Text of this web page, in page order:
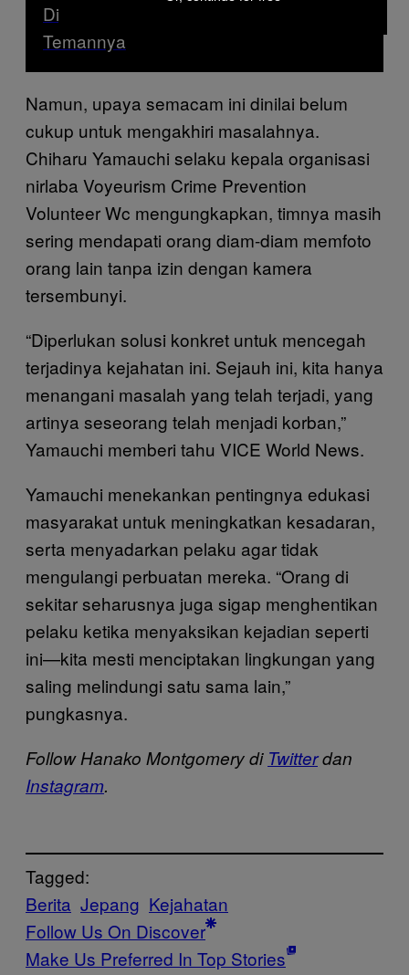
Dipenjara Meski Memutilasi dan Makan
Temannya
Namun, upaya semacam ini dinilai belum
cukup untuk mengakhiri masalahnya.
Chiharu Yamauchi selaku kepala organisasi
nirlaba Voyeurism Crime Prevention
Volunteer Wc mengungkapkan, timnya masih
sering mendapati orang diam-diam memfoto
orang lain tanpa izin dengan kamera
tersembunyi.
“Diperlukan solusi konkret untuk mencegah
terjadinya kejahatan ini. Sejauh ini, kita hanya
menangani masalah yang telah terjadi, yang
artinya seseorang telah menjadi korban,”
Yamauchi memberi tahu VICE World News.
Yamauchi menekankan pentingnya edukasi
masyarakat untuk meningkatkan kesadaran,
serta menyadarkan pelaku agar tidak
mengulangi perbuatan mereka. “Orang di
sekitar seharusnya juga sigap menghentikan
pelaku ketika menyaksikan kejadian seperti
ini—kita mesti menciptakan lingkungan yang
saling melindungi satu sama lain,”
pungkasnya.
Follow Hanako Montgomery di Twitterdan
Instagram.
Tagged:
Berita Jepang Kejahatan
Follow Us On Discover
Make Us Preferred In Top Stories